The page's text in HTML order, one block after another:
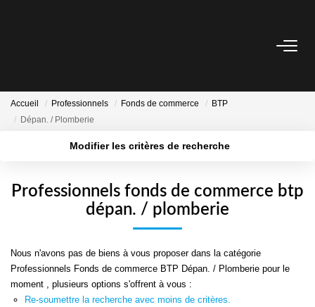
NOTRE AGENCE
CRÉER UNE ALERTE
Accueil Professionnels Fonds de commerce
BTP
Dépan. / Plomberie
Modifier les critères de recherche
Plus de critères Créer une alerte
Professionnels fonds de commerce btp
dépan. / plomberie
Nous n'avons pas de biens à vous proposer dans la catégorie
Professionnels Fonds de commerce BTP Dépan. / Plomberie pour le
moment , plusieurs options s'offrent à vous :
Re-soumettre la recherche avec moins de critères.